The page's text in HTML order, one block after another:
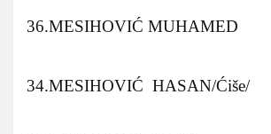
36.MESIHOVIĆ MUHAMED
34.MESIHOVIĆ HASAN/Ćiše/